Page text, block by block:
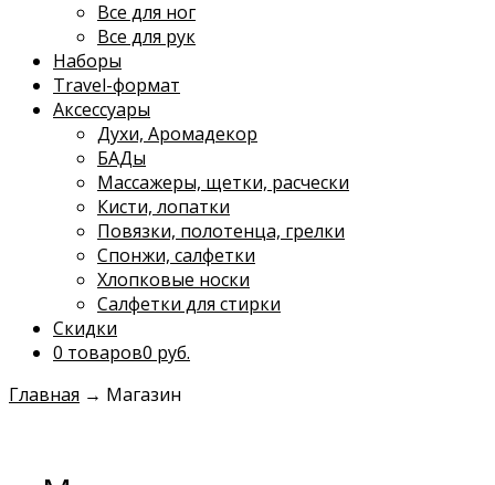
Все для ног
Все для рук
Наборы
Travel-формат
Аксессуары
Духи, Аромадекор
БАДы
Массажеры, щетки, расчески
Кисти, лопатки
Повязки, полотенца, грелки
Спонжи, салфетки
Хлопковые носки
Салфетки для стирки
Скидки
0 товаров0 руб.
Главная → Магазин